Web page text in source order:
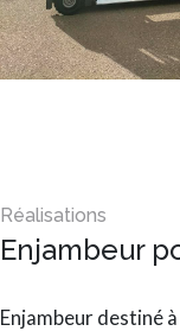
Enjambeur
Enjambeur destiné